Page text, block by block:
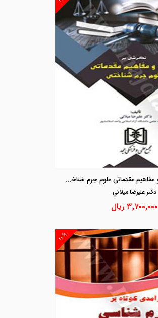
نگرشی بر اصول و مفاهیم مقدماتی علوم جرم شناختی
دكتر عليرضا ميلاني
۳,۷۰۰,۰۰۰ریال
۱۰%